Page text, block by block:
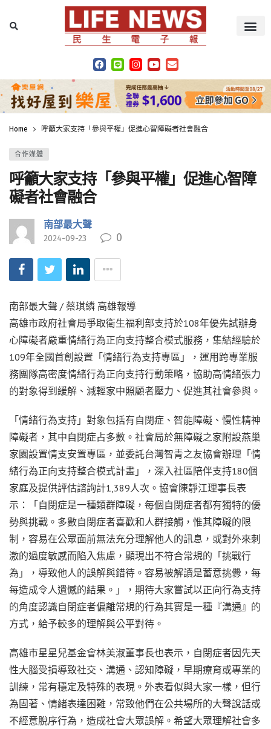
Home 呼籲大家支持「參與平權」促進心智障礙者社會融合
合作媒體
呼籲大家支持「參與平權」促進心智障
礙者社會融合
南部最大聲
2024-09-23 0
南部最大聲 / 蔡琪繗 高雄報導
高雄市政府社會局爭取衛生福利部支持於108年優先試辦身
心障礙者嚴重情緒行為正向支持整合模式服務，集結經驗於
109年全國首創設置「情緒行為支持專區」，運用跨專業服
務團隊高密度情緒行為正向支持行動策略，協助高情緒張力
的對象得到緩解、減輕家中照顧者壓力、促進其社會參與。
「情緒行為支持」對象包括有自閉症、智能障礙、慢性精神
障礙者，其中自閉症占多數。社會局於無障礙之家附設燕巢
家園設置情支安置專區，並委託台灣智青之友協會辦理「情
緒行為正向支持整合模式計畫」，深入社區陪伴支持180個
家庭及提供評估諮詢計1,389人次。協會陳靜江理事長表
示：「自閉症是一種類群障礙，每個自閉症者都有獨特的優
勢與挑戰。多數自閉症者喜歡和人群接觸，惟其障礙的限
制，容易在公眾面前無法充分理解他人的訊息，或對外來刺
激的過度敏感而陷入焦慮，顯現出不符合常規的「挑戰行
為」，導致他人的誤解與錯待。容易被解讀是蓄意挑釁，每
每造成令人遺憾的結果。」，期待大家嘗試以正向行為支持
的角度認識自閉症者偏離常規的行為其實是一種『溝通』的
方式，給予較多的理解與公平對待。
高雄市星星兒基金會林美淑董事長也表示，自閉症者因先天
性大腦受損導致社交、溝通、認知障礙，早期療育或專業的
訓練，常有穩定及特殊的表現。外表看似與大家一樣，但行
為固著、情緒表達困難，常致他們在公共場所的大聲說話或
不經意脫序行為，造成社會大眾誤解。希望大眾理解社會多